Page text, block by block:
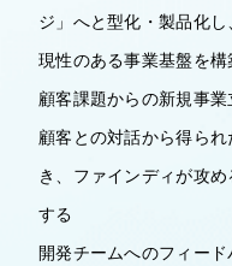
ジ」へと型化・製品化
現性のある事業基盤を構
顧客課題からの新規事
顧客との対話から得ら
き、ファインディが攻
する
開発チームへのフィー